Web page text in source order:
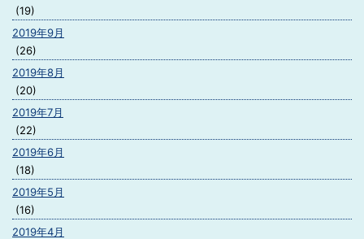
(19)
2019年9月
(26)
2019年8月
(20)
2019年7月
(22)
2019年6月
(18)
2019年5月
(16)
2019年4月